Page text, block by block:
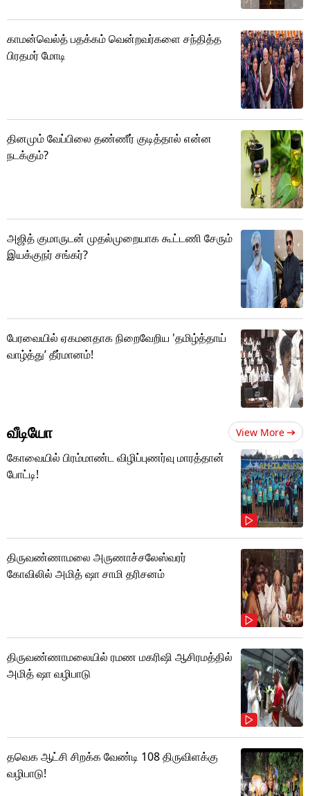
காமன்வெல்த் பதக்கம் வென்றவர்களை சந்தித்த
பிரதமர் மோடி
தினமும் வேப்பிலை தண்ணீர் குடித்தால் என்ன
நடக்கும்?
அஜித் குமாருடன் முதல்முறையாக கூட்டணி சேரும்
இயக்குநர் சங்கர்?
பேரவையில் ஏகமனதாக நிறைவேறிய 'தமிழ்த்தாய்
வாழ்த்து’ தீர்மானம்!
வீடியோ View More
கோவையில் பிரம்மாண்ட விழிப்புணர்வு மாரத்தான்
போட்டி!
திருவண்ணாமலை அருணாச்சலேஸ்வரர்
கோவிலில் அமித் ஷா சாமி தரிசனம்
திருவண்ணாமலையில் ரமண மகரிஷி ஆசிரமத்தில்
அமித் ஷா வழிபாடு
தவெக ஆட்சி சிறக்க வேண்டி 108 திருவிளக்கு
வழிபாடு!